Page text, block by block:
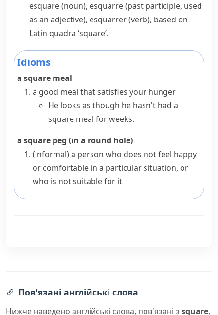
esquare(noun), esquarre(past participle, used
as an adjective), esquarrer(verb), based on
Latin quadra ‘square’.
Idioms
a square meal
a good meal that satisfies your hunger
He looks as though he hasn't had a
square meal for weeks.
a square peg (in a round hole)
(informal)a person who does not feel happy
or comfortable in a particular situation, or
who is not suitable for it
Пов'язані англійські слова
Нижче наведено англійські слова, пов'язані з square,